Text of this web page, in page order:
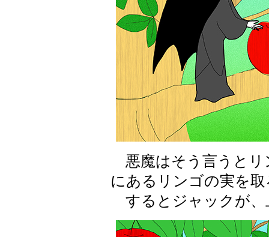
悪魔はそう言うとリ
にあるリンゴの実を
するとジャックが、